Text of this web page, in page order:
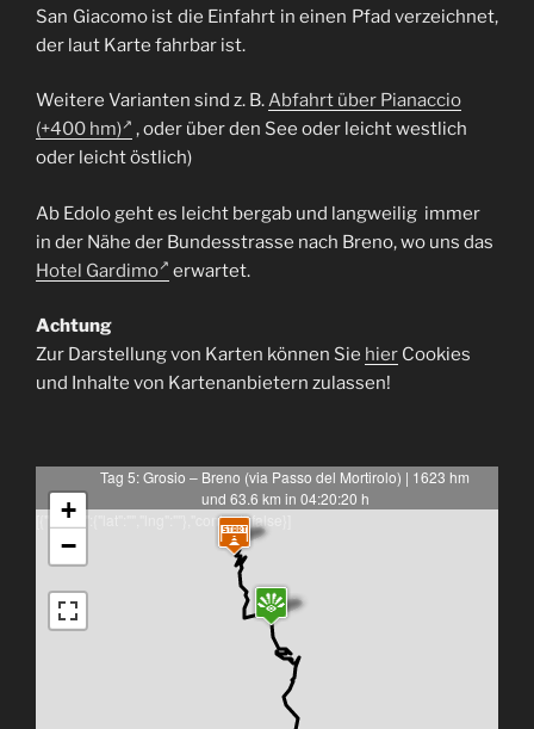
San Giacomo ist die Einfahrt in einen Pfad verzeichnet,
der laut Karte fahrbar ist.
Weitere Varianten sind z. B.Abfahrt über Pianaccio
(+400 hm)
, oder über den See oder leicht westlich
oder leicht östlich)
Ab Edolo geht es leicht bergab und langweilig immer
in der Nähe der Bundesstrasse nach Breno, wo uns das
Hotel Gardimo
erwartet.
Achtung
Zur Darstellung von Karten können Sie hier Cookies
und Inhalte von Kartenanbietern zulassen!
Tag 5: Grosio – Breno (via Passo del Mortirolo) | 1623 hm
und 63.6 km in 04:20:20 h
[{"latlng":{"lat":"","lng":""},"content":false}]
+
−